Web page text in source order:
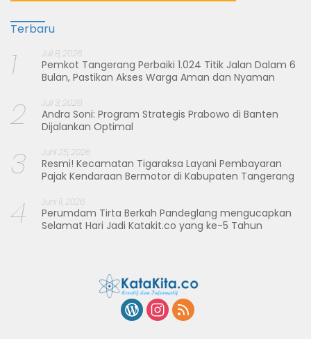
Terbaru
1 Juli 8, 2026
Pemkot Tangerang Perbaiki 1.024 Titik Jalan Dalam 6
Bulan, Pastikan Akses Warga Aman dan Nyaman
2 Juli 3, 2026
Andra Soni: Program Strategis Prabowo di Banten
Dijalankan Optimal
3 Juni 25, 2026
Resmi! Kecamatan Tigaraksa Layani Pembayaran
Pajak Kendaraan Bermotor di Kabupaten Tangerang
4 Juni 11, 2026
Perumdam Tirta Berkah Pandeglang mengucapkan
Selamat Hari Jadi Katakit.co yang ke-5 Tahun